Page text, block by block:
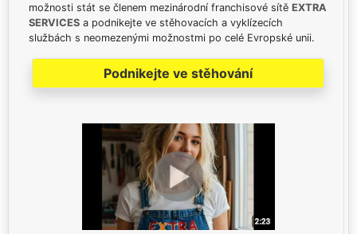
možnosti stát se členem mezinárodní franchisové sítě EXTRA
SERVICES a podnikejte ve stěhovacích a vyklízecích
službách s neomezenými možnostmi po celé Evropské unii.
Podnikejte ve stěhování